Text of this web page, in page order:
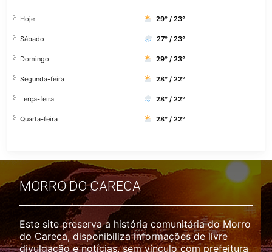
Hoje 29° / 23°
Sábado 27° / 23°
Domingo 29° / 23°
Segunda-feira 28° / 22°
Terça-feira 28° / 22°
Quarta-feira 28° / 22°
MORRO DO CARECA
Este site preserva a história comunitária do Morro
do Careca, disponibiliza informações de livre
divulgação e notícias, sem vínculo com prefeitura